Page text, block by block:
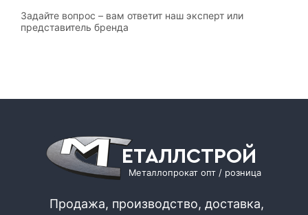
Задайте вопрос – вам ответит наш эксперт или
представитель бренда
ЕТАЛЛСТРОЙ
Металлопрокат опт / розница
Продажа, производство, доставка,